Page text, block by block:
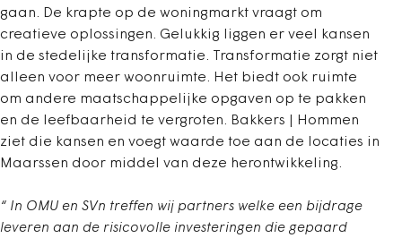
gaan. De krapte op de woningmarkt vraagt om
creatieve oplossingen. Gelukkig liggen er veel kansen
in de stedelijke transformatie. Transformatie zorgt niet
alleen voor meer woonruimte. Het biedt ook ruimte
om andere maatschappelijke opgaven op te pakken
en de leefbaarheid te vergroten. Bakkers | Hommen
ziet die kansen en voegt waarde toe aan de locaties in
Maarssen door middel van deze herontwikkeling.
“ In OMU en SVn treffen wij partners welke een bijdrage
leveren aan de risicovolle investeringen die gepaard